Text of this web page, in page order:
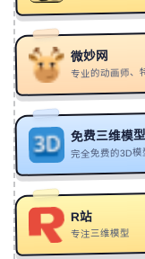
68 回忆格式化
70 daisy (feat. RJ
71 No Love In LA
72 搞笑的反派
73 Dracula
74 情绪回收站
75 Waiting for the
溯着时间
注册，安全私密。
SubForge-
https://
是一款面向 Final
音频、转写、编
处理，提升字幕
kbcut：https://
装和封面生成。
微妙网
免费三维模型
完全免费的3D模
R站
专注三维模型